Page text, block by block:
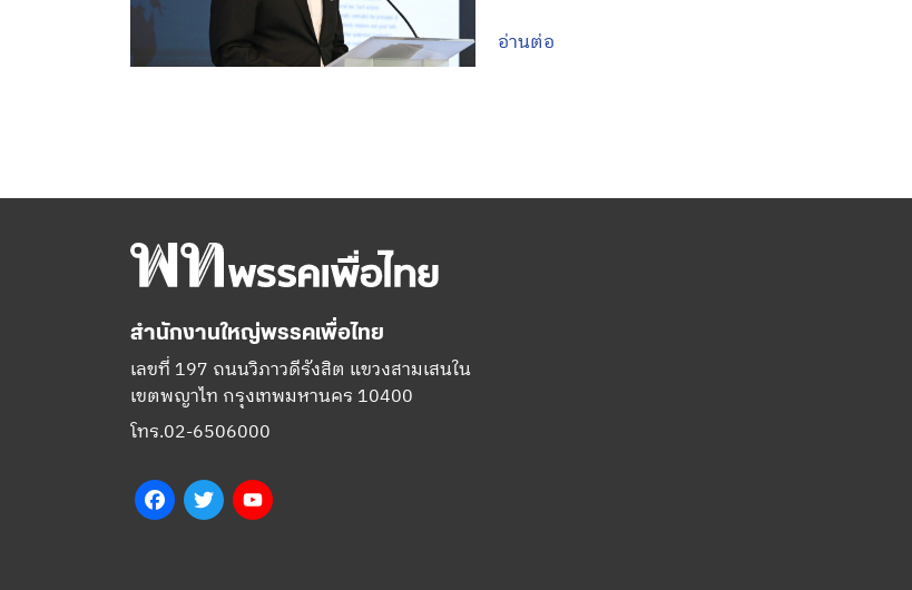
อ่านต่อ
สำนักงานใหญ่พรรคเพื่อไทย
เลขที่ 197 ถนนวิภาวดีรังสิต แขวงสามเสนใน
เขตพญาไท กรุงเทพมหานคร 10400
โทร.02-6506000
FacebookTwitter